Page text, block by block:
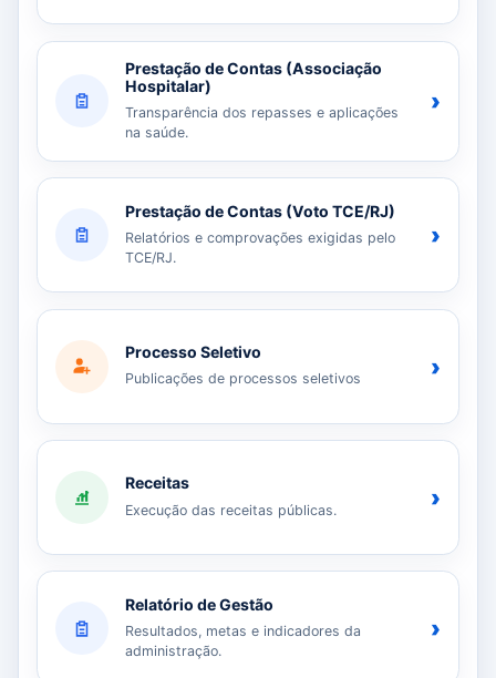
Prestação de Contas (Associação
Hospitalar)
Transparência dos repasses e aplicações
na saúde.
›
Prestação de Contas (Voto TCE/RJ)
Relatórios e comprovações exigidas pelo
TCE/RJ.
›
Processo Seletivo
Publicações de processos seletivos ›
Receitas
Execução das receitas públicas. ›
Relatório de Gestão
Resultados, metas e indicadores da
administração.
›